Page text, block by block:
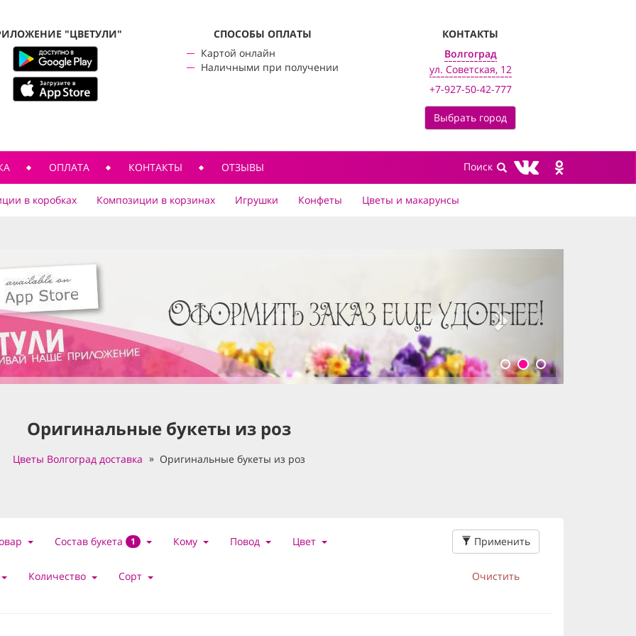
"ЦВЕТУЛИ"
CПОСОБЫ ОПЛАТЫ
Картой онлайн
Наличными при получении
КОНТАКТЫ
Волгоград
ул. Советская, 12
+7-927-50-42-777
Выбрать город
ОПЛАТА КОНТАКТЫ ОТЗЫВЫ
в коробках Композиции в корзинах Игрушки Конфеты Цветы и макарунсы
Оригинальные букеты из роз
Цветы Волгоград доставка Оригинальные букеты из роз
Состав букета 1 Кому Повод Цвет
Количество Сорт
Применить
Очистить